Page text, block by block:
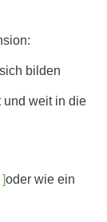
bilden
und weit in die
oder wie ein